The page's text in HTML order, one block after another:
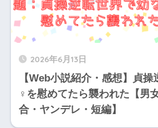
2026年6月13日
【Web小説紹介・感想】貞
♀を慰めてたら襲われた【男
合・ヤンデレ・短編】